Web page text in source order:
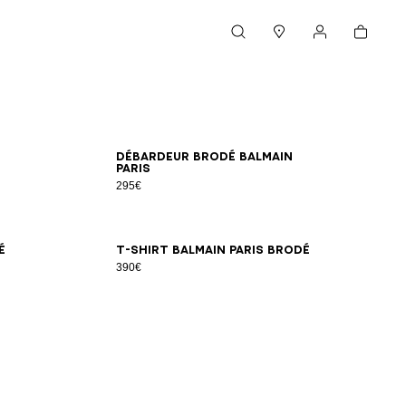
Panier
Débardeur brodé Balmain
Paris
295€
XSS MLXL2XL
T-shirt Balmain Paris brodé
390€
XSSMLXL 2XL